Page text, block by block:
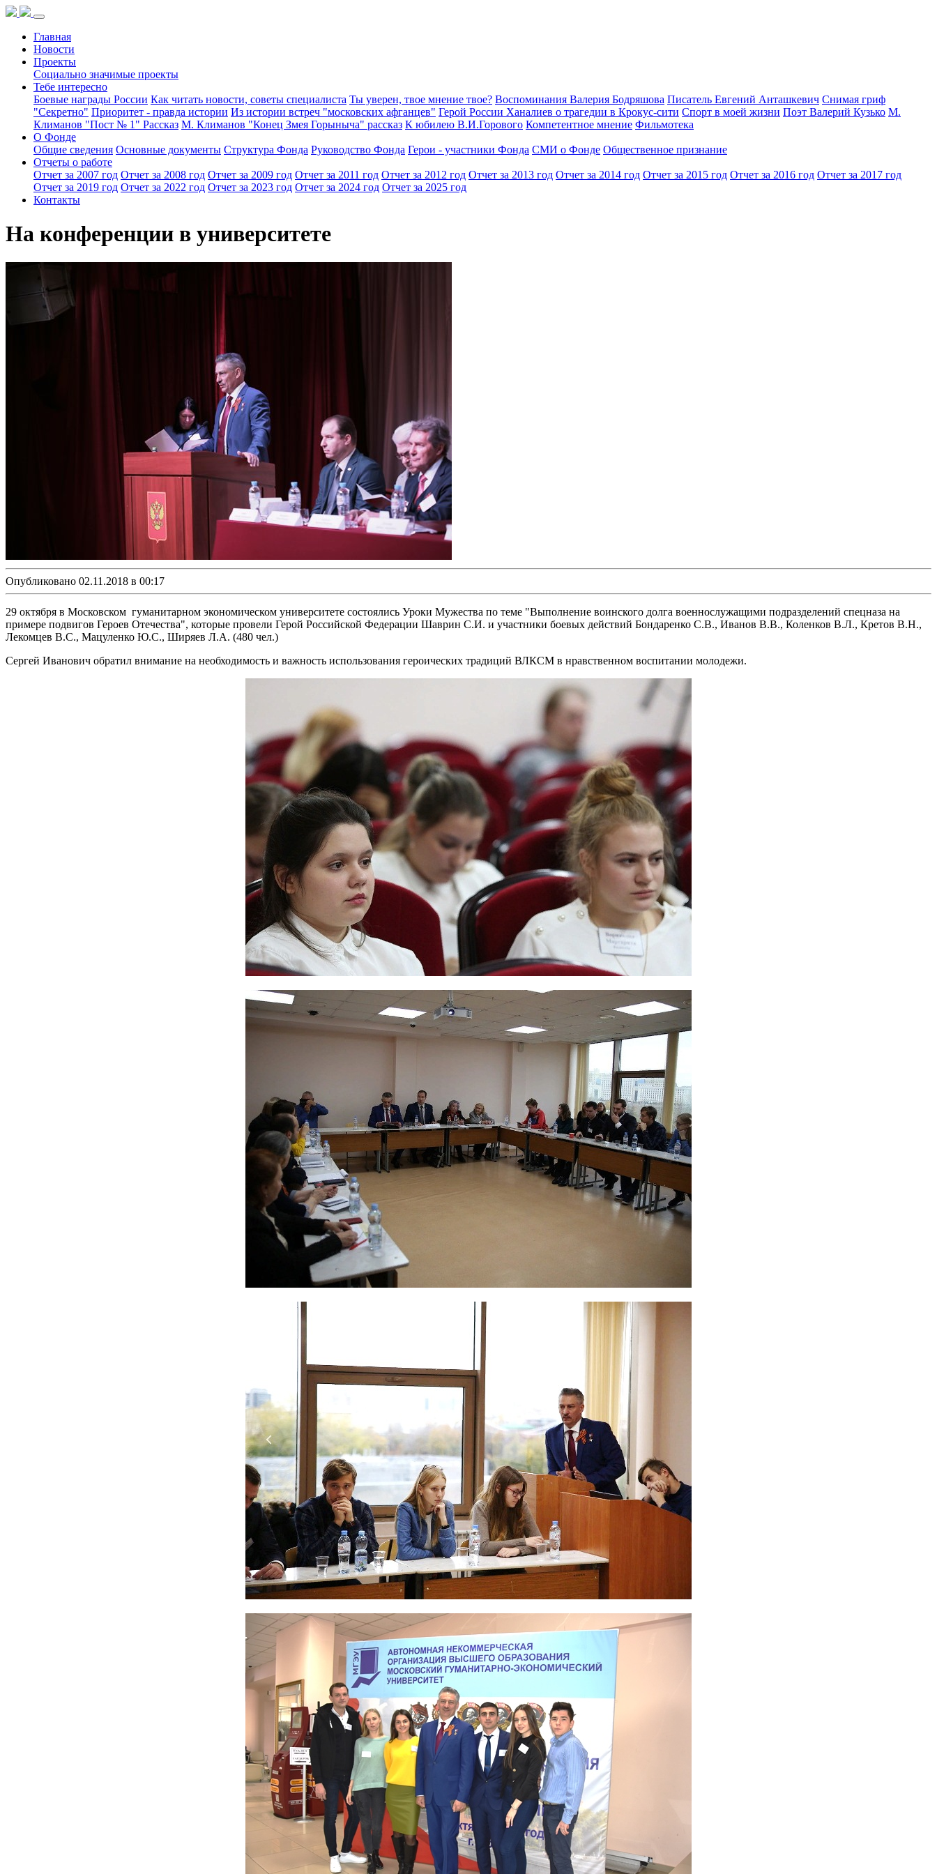
Главная
Новости
Проекты
Социально значимые проекты
Тебе интересно
Боевые награды России Как читать новости, советы специалиста Ты уверен, твое мнение твое? Воспоминания Валерия Бодряшова Писатель Евгений Анташкевич Снимая гриф
"Секретно" Приоритет - правда истории Из истории встреч "московских афганцев" Герой России Ханалиев о трагедии в Крокус-сити Спорт в моей жизни Поэт Валерий Кузько М.
Климанов "Пост № 1" Рассказ М. Климанов "Конец Змея Горыныча" рассказ К юбилею В.И.Горового Компетентное мнение Фильмотека
О Фонде
Общие сведения Основные документы Структура Фонда Руководство Фонда Герои - участники Фонда СМИ о Фонде Общественное признание
Отчеты о работе
Отчет за 2007 год Отчет за 2008 год Отчет за 2009 год Отчет за 2011 год Отчет за 2012 год Отчет за 2013 год Отчет за 2014 год Отчет за 2015 год Отчет за 2016 год Отчет за 2017 год
Отчет за 2019 год Отчет за 2022 год Отчет за 2023 год Отчет за 2024 год Отчет за 2025 год
Контакты
На конференции в университете
Опубликовано 02.11.2018 в 00:17
29 октября в Московском гуманитарном экономическом университете состоялись Уроки Мужества по теме "Выполнение воинского долга военнослужащими подразделений спецназа на
примере подвигов Героев Отечества", которые провели Герой Российской Федерации Шаврин С.И. и участники боевых действий Бондаренко С.В., Иванов В.В., Коленков В.Л., Кретов В.Н.,
Лекомцев В.С., Мацуленко Ю.С., Ширяев Л.А. (480 чел.)
Сергей Иванович обратил внимание на необходимость и важность использования героических традиций ВЛКСМ в нравственном воспитании молодежи.